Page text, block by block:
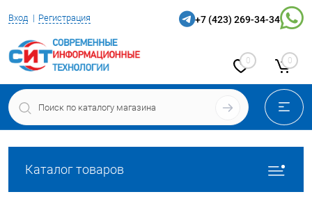
Вход Регистрация +7 (423) 269-34-34
0 0
Каталог товаров